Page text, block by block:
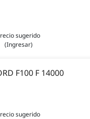
sugerido
(Ingresar)
F100 F 14000
sugerido